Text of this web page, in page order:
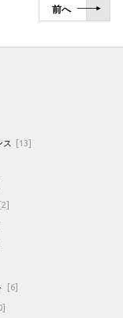
前へ
ス [13]
[2]
[6]